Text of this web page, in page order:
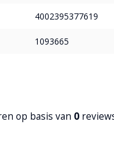
4002395377619
1093665
op basis van 0